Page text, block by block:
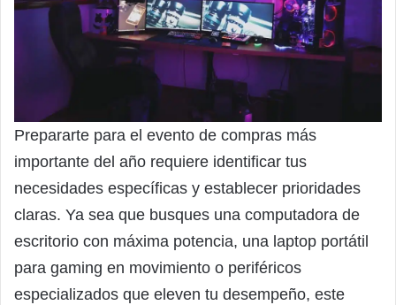
Prepararte para el evento de compras más
importante del año requiere identificar tus
necesidades específicas y establecer prioridades
claras. Ya sea que busques una computadora de
escritorio con máxima potencia, una laptop portátil
para gaming en movimiento o periféricos
especializados que eleven tu desempeño, este